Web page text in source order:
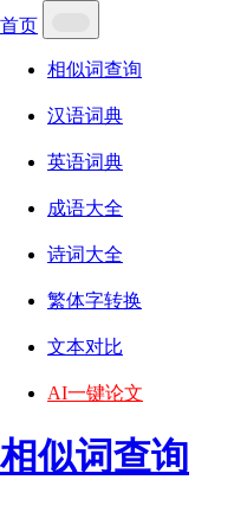
首页
相似词查询
汉语词典
英语词典
成语大全
诗词大全
繁体字转换
文本对比
AI一键论文
相似词查询